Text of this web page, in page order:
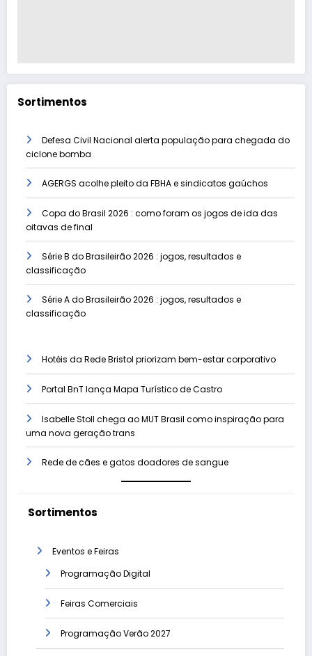
Sortimentos
Defesa Civil Nacional alerta população para chegada do
ciclone bomba
AGERGS acolhe pleito da FBHA e sindicatos gaúchos
Copa do Brasil 2026 : como foram os jogos de ida das
oitavas de final
Série B do Brasileirão 2026 : jogos, resultados e
classificação
Série A do Brasileirão 2026 : jogos, resultados e
classificação
Hotéis da Rede Bristol priorizam bem-estar corporativo
Portal BnT lança Mapa Turístico de Castro
Isabelle Stoll chega ao MUT Brasil como inspiração para
uma nova geração trans
Rede de cães e gatos doadores de sangue
Sortimentos
Eventos e Feiras
Programação Digital
Feiras Comerciais
Programação Verão 2027